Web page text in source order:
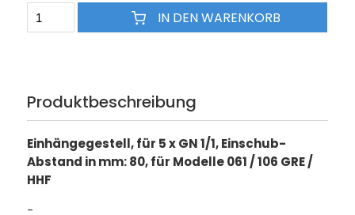
IN DEN WARENKORB
Produktbeschreibung
Einhängegestell, für 5 x GN 1/1, Einschub-
Abstand in mm: 80, für Modelle 061 / 106 GRE /
HHF
-